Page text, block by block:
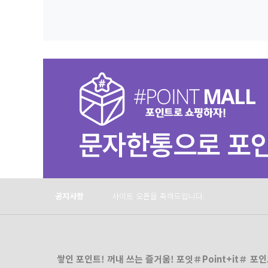
공지사항 사이트 오픈을 축하드립니다.
쌓인 포인트! 꺼내 쓰는 즐거움! 포잇＃Point+it＃ 포인